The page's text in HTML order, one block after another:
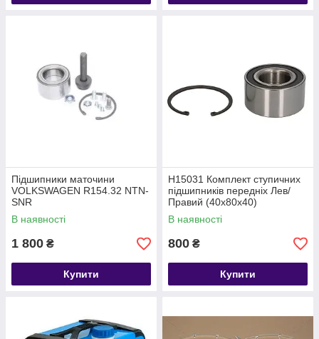
Підшипники маточини
VOLKSWAGEN R154.32 NTN-
SNR
В наявності
1 800 ₴
Купити
H15031 Комплект ступичних
підшипників передніх Лев/
Правий (40x80x40)
MITSUBISHI LANCER
В наявності
800 ₴
Купити